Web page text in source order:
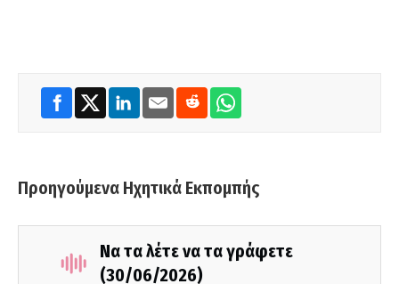
Προηγούμενα Ηχητικά Εκπομπής
Να τα λέτε να τα γράφετε
(30/06/2026)